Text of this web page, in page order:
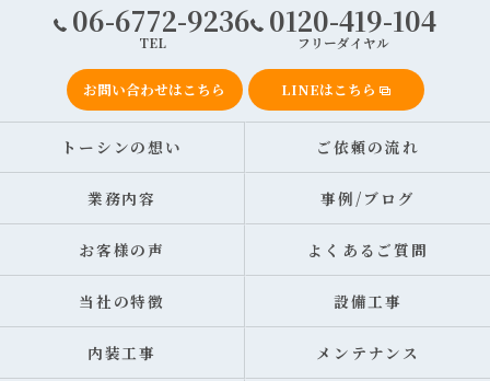
06-6772-9236
TEL
0120-419-104
フリーダイヤル
お問い合わせはこちら LINEはこちら
トーシンの想い ご依頼の流れ
業務内容 事例/ブログ
お客様の声 よくあるご質問
当社の特徴 設備工事
内装工事 メンテナンス